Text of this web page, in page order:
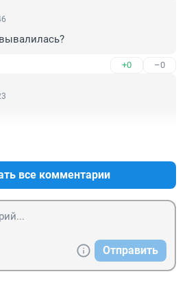
+0 –0
все комментарии
Отправить